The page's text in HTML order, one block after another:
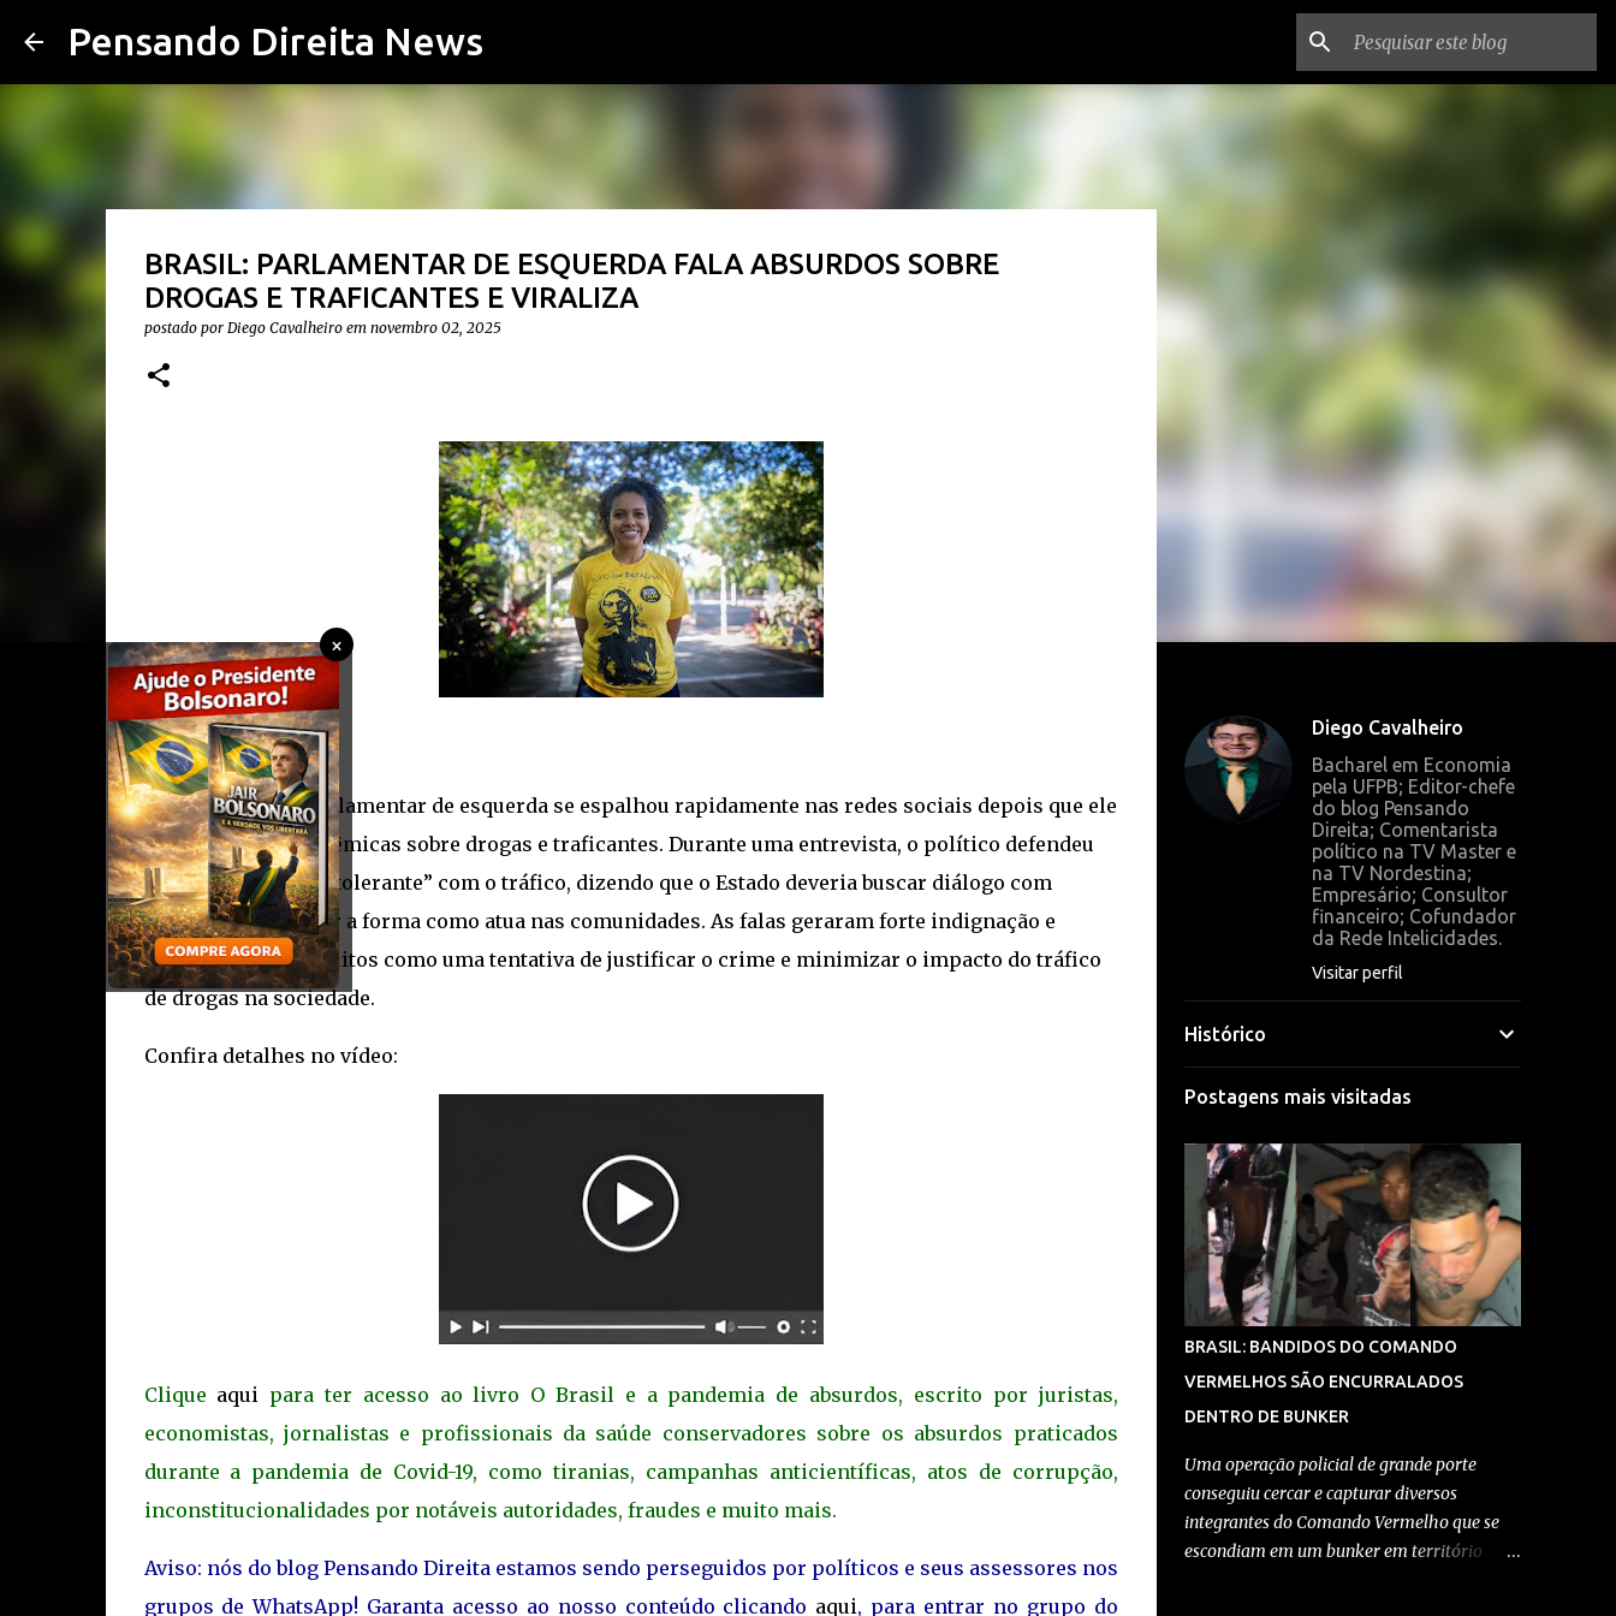
Pensando Direita News
×
BRASIL: PARLAMENTAR DE ESQUERDA FALA ABSURDOS SOBRE
DROGAS E TRAFICANTES E VIRALIZA
postado por Diego Cavalheiro em novembro 02, 2025
Um vídeo de um parlamentar de esquerda se espalhou rapidamente nas redes sociais depois que ele
fez declarações polêmicas sobre drogas e traficantes. Durante uma entrevista, o político defendeu
uma postura mais “tolerante” com o tráfico, dizendo que o Estado deveria buscar diálogo com
criminosos e mudar a forma como atua nas comunidades. As falas geraram forte indignação e
foram vistas por muitos como uma tentativa de justificar o crime e minimizar o impacto do tráfico
de drogas na sociedade.
Confira detalhes no vídeo:
Clique aqui para ter acesso ao livro O Brasil e a pandemia de absurdos, escrito por juristas,
economistas, jornalistas e profissionais da saúde conservadores sobre os absurdos praticados
durante a pandemia de Covid-19, como tiranias, campanhas anticientíficas, atos de corrupção,
inconstitucionalidades por notáveis autoridades, fraudes e muito mais.
Aviso: nós do blog Pensando Direita estamos sendo perseguidos por políticos e seus assessores nos
grupos de WhatsApp! Garanta acesso ao nosso conteúdo clicando aqui, para entrar no grupo do
Diego Cavalheiro
Bacharel em Economia
pela UFPB; Editor-chefe
do blog Pensando
Direita; Comentarista
político na TV Master e
na TV Nordestina;
Empresário; Consultor
financeiro; Cofundador
da Rede Intelicidades.
Visitar perfil
Histórico
Postagens mais visitadas
BRASIL: BANDIDOS DO COMANDO
VERMELHOS SÃO ENCURRALADOS
DENTRO DE BUNKER
Uma operação policial de grande porte
conseguiu cercar e capturar diversos
integrantes do Comando Vermelho que se
escondiam em um bunker em território